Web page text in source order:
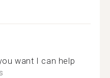
want I can help